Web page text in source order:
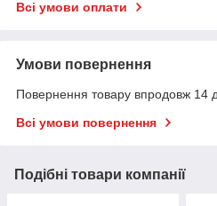
Всі умови оплати
Умови повернення
Повернення товару впродовж 14
Всі умови повернення
Подібні товари компанії